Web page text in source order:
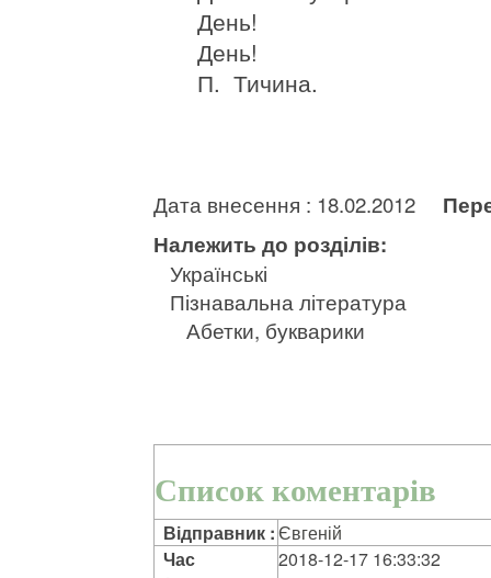
День!
День!
П. Тичина.
Дата внесення : 18.02.2012
Належить до розділів:
Українські
Пізнавальна література
Абетки, букварики
Список коментарів
Відправник :Євгеній
Час
2018-12-17 16:33:32